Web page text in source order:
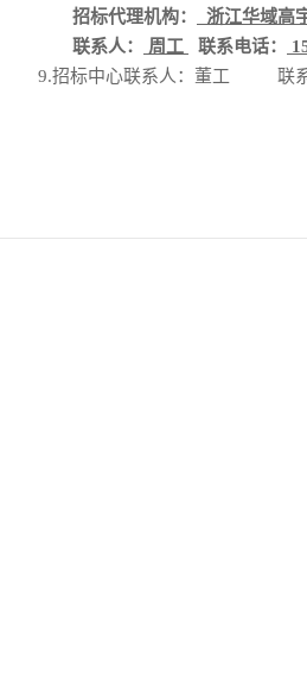
招标代理机构： 浙江华域高
联系人：
周工 联系电话：
9.招标中心联系人：董工 联